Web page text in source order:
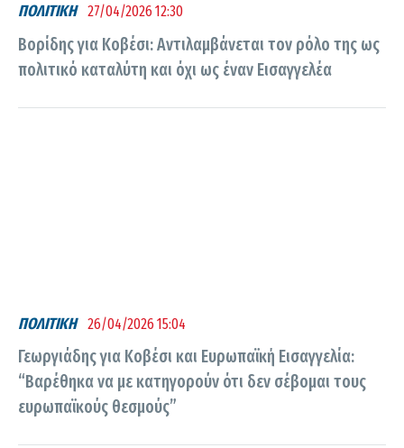
ΠΟΛΙΤΙΚΗ 27/04/2026 12:30
Βορίδης για Κοβέσι: Αντιλαμβάνεται τον ρόλο της ως
πολιτικό καταλύτη και όχι ως έναν Εισαγγελέα
ΠΟΛΙΤΙΚΗ 26/04/2026 15:04
Γεωργιάδης για Κοβέσι και Ευρωπαϊκή Εισαγγελία:
“Βαρέθηκα να με κατηγορούν ότι δεν σέβομαι τους
ευρωπαϊκούς θεσμούς”